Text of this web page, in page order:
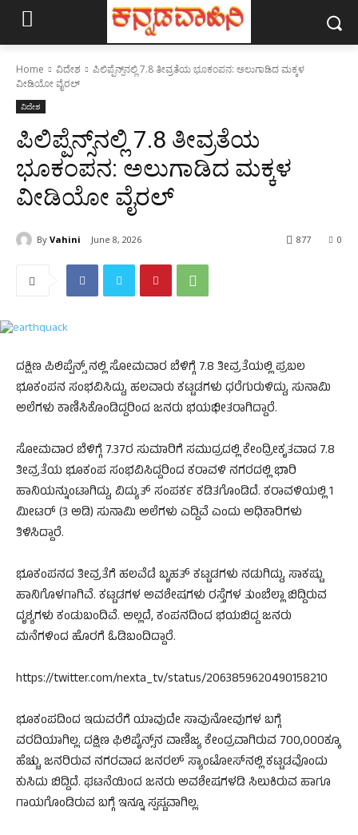
Home ವಿದೇಶ
ಪಿಲಿಪ್ಪೆನ್ಸ್‌ನಲ್ಲಿ 7.8 ತೀವ್ರತೆಯ ಭೂಕಂಪನ: ಅಲುಗಾಡಿದ ಮಕ್ಕಳ
ವೀಡಿಯೋ ವೈರಲ್
ವಿದೇಶ
ಪಿಲಿಪ್ಪೆನ್ಸ್‌ನಲ್ಲಿ 7.8 ತೀವ್ರತೆಯ
ಭೂಕಂಪನ: ಅಲುಗಾಡಿದ ಮಕ್ಕಳ
ವೀಡಿಯೋ ವೈರಲ್
By Vahini June 8, 2026 0
877
ದಕ್ಷಿಣ ಪಿಲಿಪ್ಪೆನ್ಸ್‌ ನಲ್ಲಿ ಸೋಮವಾರ ಬೆಳಿಗ್ಗೆ 7.8 ತೀವ್ರತೆಯಲ್ಲಿ ಪ್ರಬಲ
ಭೂಕಂಪನ ಸಂಭವಿಸಿದ್ದು, ಹಲವಾರು ಕಟ್ಟಡಗಳು ಧರೆಗುರುಳಿದ್ದು, ಸುನಾಮಿ
ಅಲೆಗಳು ಕಾಣಿಸಿಕೊಂಡಿದ್ದರಿಂದ ಜನರು ಭಯಭೀತರಾಗಿದ್ದಾರೆ.‌
ಸೋಮವಾರ ಬೆಳಿಗ್ಗೆ 7.37ರ ಸುಮಾರಿಗೆ ಸಮುದ್ರದಲ್ಲಿ ಕೇಂದ್ರೀಕೃತವಾದ 7.8
ತೀವ್ರತೆಯ ಭೂಕಂಪ ಸಂಭವಿಸಿದ್ದರಿಂದ ಕರಾವಳಿ ನಗರದಲ್ಲಿ ಭಾರಿ
ಹಾನಿಯನ್ನುಂಟಾಗಿದ್ದು, ವಿದ್ಯುತ್ ಸಂಪರ್ಕ ಕಡಿತಗೊಂಡಿದೆ. ಕರಾವಳಿಯಲ್ಲಿ 1
ಮೀಟರ್ (3 ಅಡಿ) ಸುನಾಮಿ ಅಲೆಗಳು ಎದ್ದಿವೆ ಎಂದು ಅಧಿಕಾರಿಗಳು
ತಿಳಿಸಿದ್ದಾರೆ.
ಭೂಕಂಪನದ ತೀವ್ರತೆಗೆ ಹಲವೆಡೆ ಬೃಹತ್​ ಕಟ್ಟಡಗಳು ನಡುಗಿದ್ದು, ಸಾಕಷ್ಟು
ಹಾನಿಗೊಳಗಾಗಿವೆ. ಕಟ್ಟಡಗಳ ಅವಶೇಷಗಳು ರಸ್ತೆಗಳ ತುಂಬೆಲ್ಲಾ ಬಿದ್ದಿರುವ
ದೃಶ್ಯಗಳು ಕಂಡುಬಂದಿವೆ. ಅಲ್ಲದೆ, ಕಂಪನದಿಂದ ಭಯಬಿದ್ದ ಜನರು
ಮನೆಗಳಿಂದ ಹೊರಗೆ ಓಡಿಬಂದಿದ್ದಾರೆ.
https://twitter.com/nexta_tv/status/2063859620490158210
ಭೂಕಂಪದಿಂದ ಇದುವರೆಗೆ ಯಾವುದೇ ಸಾವುನೋವುಗಳ ಬಗ್ಗೆ
ವರದಿಯಾಗಿಲ್ಲ. ದಕ್ಷಿಣ ಫಿಲಿಪೈನ್ಸ್‌ನ ವಾಣಿಜ್ಯ ಕೇಂದ್ರವಾಗಿರುವ 700,000ಕ್ಕೂ
ಹೆಚ್ಚು ಜನರಿರುವ ನಗರವಾದ ಜನರಲ್ ಸ್ಯಾಂಟೋಸ್‌ನಲ್ಲಿ ಕಟ್ಟಡವೊಂದು
ಕುಸಿದು ಬಿದ್ದಿದೆ. ಘಟನೆಯಿಂದ ಜನರು ಅವಶೇಷಗಳಡಿ ಸಿಲುಕಿರುವ ಹಾಗೂ
ಗಾಯಗೊಂಡಿರುವ ಬಗ್ಗೆ ಇನ್ನೂ ಸ್ಪಷ್ಟವಾಗಿಲ್ಲ.